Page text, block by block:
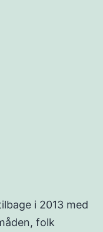
i 2013 med
folk